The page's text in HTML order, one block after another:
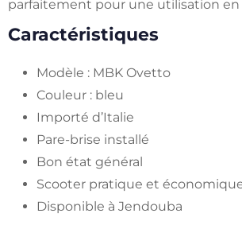
parfaitement pour une utilisation en
Caractéristiques
Modèle : MBK Ovetto
Couleur : bleu
Importé d’Italie
Pare-brise installé
Bon état général
Scooter pratique et
Disponible à Jendouba